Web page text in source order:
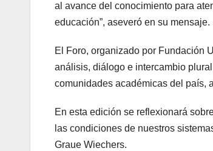
al avance del conocimiento para
educación”, aseveró en su mensaje.
El Foro, organizado por Fundación
análisis, diálogo e intercambio
comunidades académicas del país,
En esta edición se reflexionará
las condiciones de nuestros
Graue Wiechers.